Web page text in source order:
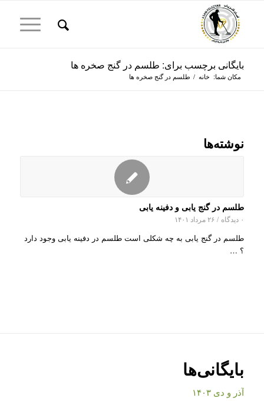
بایگانی برچسب برای: طلسم در گنج صخره ها
مکان شما: خانه / طلسم در گنج صخره ها
نوشته‌ها
طلسم در گنج یابی و دفینه یابی
۰ دیدگاه / ۲۶ مرداد ۱۴۰۱
طلسم در گنج یابی به چه شکلی است طلسم در دفینه یابی وجود دارد
؟ …
بایگانی‌ها
آذر و دی ۱۴۰۳